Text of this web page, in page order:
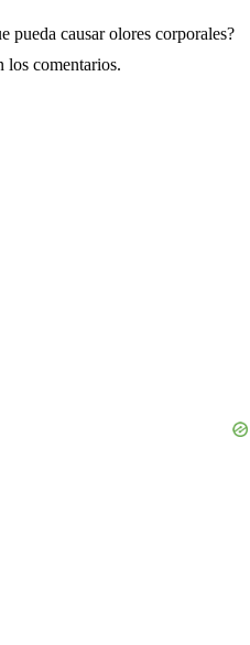
pueda causar olores corporales?
los comentarios.